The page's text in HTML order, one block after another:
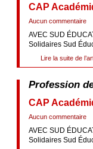
CAP
Aucun commentaire
AVEC SUD
Solidaires Sud
Lire la suite de
Profession
CAP
Aucun commentaire
AVEC SUD
Solidaires Sud